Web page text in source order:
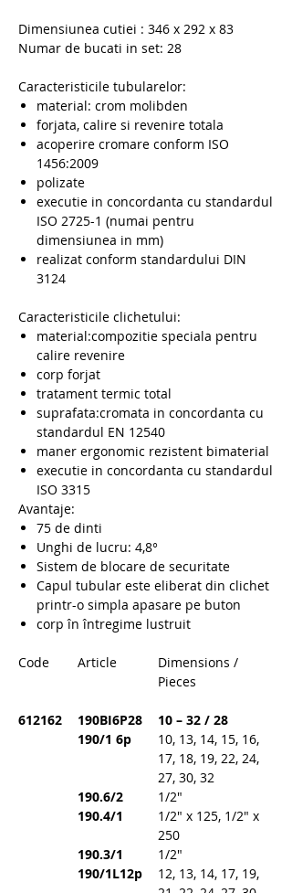
Dimensiunea cutiei : 346 x 292 x 83
Numar de bucati in set: 28
Caracteristicile tubularelor:
material: crom molibden
forjata, calire si revenire totala
acoperire cromare conform ISO
1456:2009
polizate
executie in concordanta cu standardul
ISO 2725-1 (numai pentru
dimensiunea in mm)
realizat conform standardului DIN
3124
Caracteristicile clichetului:
material:compozitie speciala pentru
calire revenire
corp forjat
tratament termic total
suprafata:cromata in concordanta cu
standardul EN 12540
maner ergonomic rezistent bimaterial
executie in concordanta cu standardul
ISO 3315
Avantaje:
75 de dinti
Unghi de lucru: 4,8°
Sistem de blocare de securitate
Capul tubular este eliberat din clichet
printr-o simpla apasare pe buton
corp în întregime lustruit
Code Article
Dimensions /
Pieces
612162 190BI6P28
10 – 32 / 28
190/1 6p
10, 13, 14, 15, 16,
17, 18, 19, 22, 24,
27, 30, 32
190.6/2
1/2″
190.4/1
1/2″ x 125, 1/2″ x
250
190.3/1
1/2″
190/1L12p
12, 13, 14, 17, 19,